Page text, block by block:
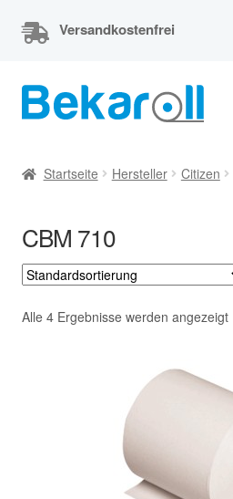
Versandkostenfrei
Zur
Navigation
Zum
Inhalt
EC-Cash Rollen
Hersteller/Gerät
Apothekenrollen
Startseite Hersteller Citizen
CBM 710
Alle 4 Ergebnisse werden angezeigt